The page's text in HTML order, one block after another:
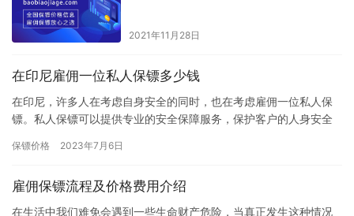
2021年11月28日
在印尼雇佣一位私人保镖多少钱
在印尼，许多人在考虑自身安全的同时，也在考虑雇佣一位私人保
镖。私人保镖可以提供专业的安全保障服务，保护客户的人身安全
下面将…
保镖价格 2023年7月6日
雇佣保镖流程及价格费用介绍
在生活中我们难免会遇到一些生命财产危险，当真正发生这种情况